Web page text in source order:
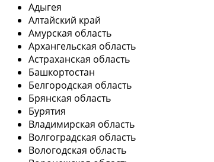
Адыгея
Алтайский край
Амурская область
Архангельская область
Астраханская область
Башкортостан
Белгородская область
Брянская область
Бурятия
Владимирская область
Волгоградская область
Вологодская область